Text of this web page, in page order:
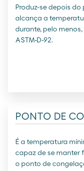
Produz-se depois
alcança a
durante, pelo
ASTM-D-92.
PONTO DE
É a temperatura
capaz de se manter
o ponto de